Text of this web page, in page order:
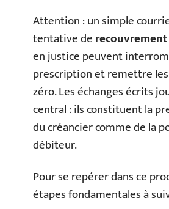
Attention : un simple
tentative derecouvrement
en justice peuvent
prescription et remettre
zéro. Les échanges écrits
central : ils constituent la
du créancier comme de la
débiteur.
Pour se repérer dans ce
étapes fondamentales à